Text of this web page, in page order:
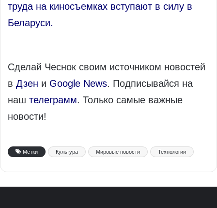
труда на киносъемках вступают в силу в
Беларуси.
Сделай Чеснок своим источником новостей
в Дзен и Google News. Подписывайся на
наш телеграмм. Только самые важные
новости!
Метки Культура Мировые новости Технологии